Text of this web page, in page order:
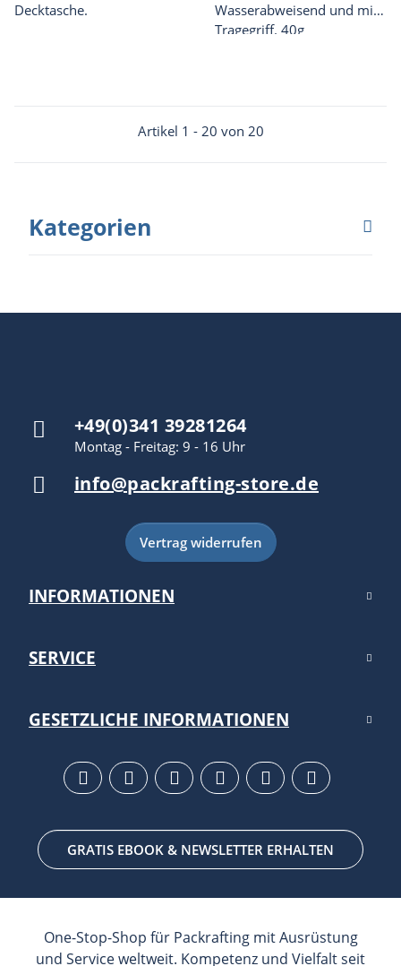
Decktasche.
Wasserabweisend und mit
Tragegriff. 40g
Artikel 1 - 20 von 20
Kategorien
+49(0)341 39281264
Montag - Freitag: 9 - 16 Uhr
info@packrafting-store.de
Vertrag widerrufen
INFORMATIONEN
SERVICE
GESETZLICHE INFORMATIONEN
GRATIS EBOOK & NEWSLETTER ERHALTEN
One-Stop-Shop für Packrafting mit Ausrüstung
und Service weltweit. Kompetenz und Vielfalt seit